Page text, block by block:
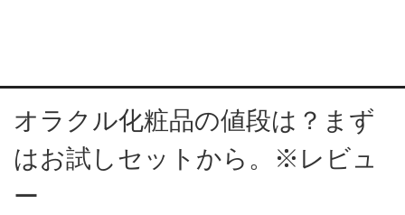
オラクル化粧品の値段は？まず
はお試しセットから。※レビュ
ー